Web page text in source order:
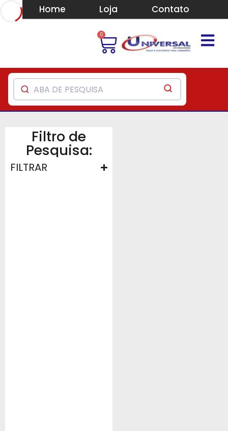
Home Loja Contato
0
Filtro de
Pesquisa:
FILTRAR